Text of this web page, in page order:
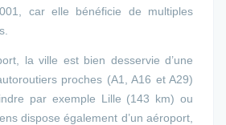
car elle bénéficie de multiples
la ville est bien desservie d’une
proches (A1, A16 et A29)
par exemple Lille (143 km) ou
dispose également d’un aéroport,